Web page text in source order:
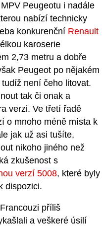
Peugeotu i nadále
nabízí technicky
konkurenční Renault
karoserie
2,73 metru a dobře
Peugeot po nějakém
není čeho litovat.
tak či onak a
verzi. Ve třetí řadě
o mnoho méně místa k
jak už asi tušíte,
nikoho jiného než
zkušenost s
verzí 5008, které byly
dispozici.
příliš
a veškeré úsilí